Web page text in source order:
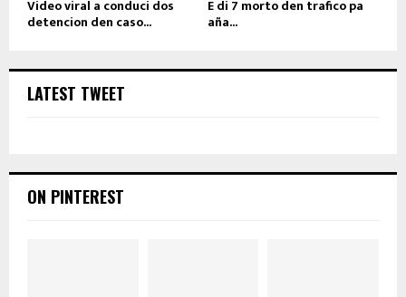
Video viral a conduci dos
detencion den caso...
E di 7 morto den trafico pa
aña...
LATEST TWEET
ON PINTEREST